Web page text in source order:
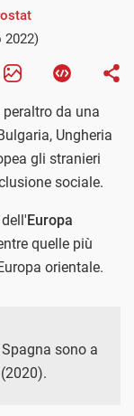
2022)
da una
Ungheria
gli stranieri
sociale.
Europa
quelle più
orientale.
sono a